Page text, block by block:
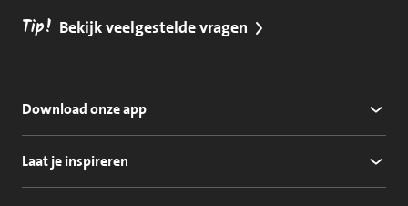
Tip! Bekijk veelgestelde vragen
Download onze app
Laat je inspireren